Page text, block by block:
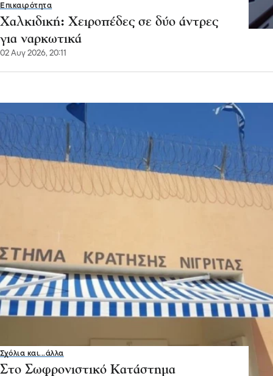
Επικαιρότητα
Χαλκιδική: Χειροπέδες σε δύο άντρες
για ναρκωτικά
02 Αυγ 2026, 20:11
Σχόλια και...άλλα
Στο Σωφρονιστικό Κατάστημα